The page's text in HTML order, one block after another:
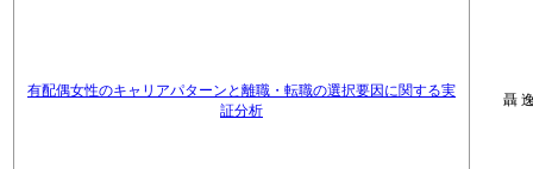
有配偶女性のキャリアパターンと離職・転職の選択要因に関する実
証分析
聶